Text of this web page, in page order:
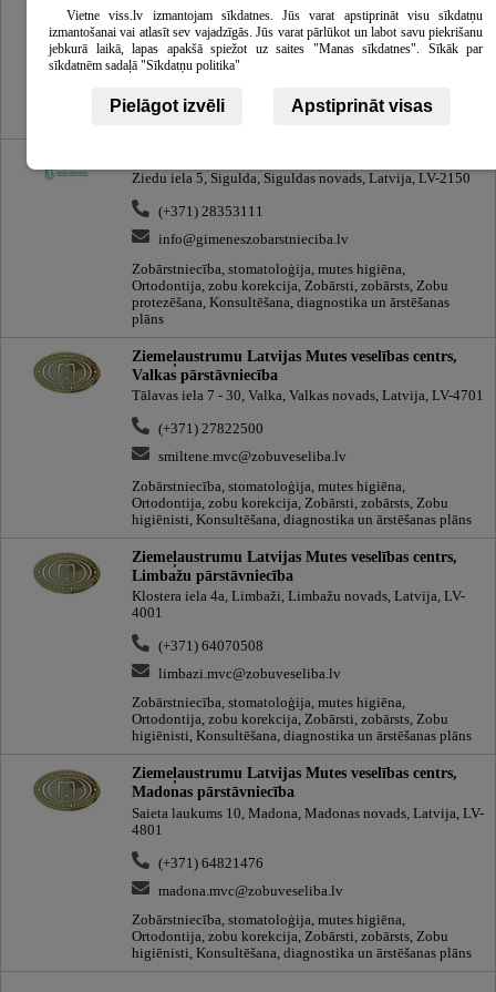
(+371) 28600038
info@gimeneszobarstnieciba.lv
Zobārstniecība, stomatoloģija, mutes higiēna,
protezēšana, Konsultēšana, diagnostika un ārstēšanas
plāns
Ziedu iela 5, Sigulda, Siguldas novads, Latvija, LV-2150
(+371) 28353111
info@gimeneszobarstnieciba.lv
Zobārstniecība, stomatoloģija, mutes higiēna,
Ortodontija, zobu korekcija, Zobārsti, zobārsts, Zobu
protezēšana, Konsultēšana, diagnostika un ārstēšanas
plāns
Ziemeļaustrumu Latvijas Mutes veselības centrs,
Valkas pārstāvniecība
Tālavas iela 7 - 30, Valka, Valkas novads, Latvija, LV-4701
(+371) 27822500
smiltene.mvc@zobuveseliba.lv
Zobārstniecība, stomatoloģija, mutes higiēna,
Ortodontija, zobu korekcija, Zobārsti, zobārsts, Zobu
higiēnisti, Konsultēšana, diagnostika un ārstēšanas plāns
Ziemeļaustrumu Latvijas Mutes veselības centrs,
Limbažu pārstāvniecība
Klostera iela 4a, Limbaži, Limbažu novads, Latvija, LV-
4001
(+371) 64070508
limbazi.mvc@zobuveseliba.lv
Zobārstniecība, stomatoloģija, mutes higiēna,
Ortodontija, zobu korekcija, Zobārsti, zobārsts, Zobu
higiēnisti, Konsultēšana, diagnostika un ārstēšanas plāns
Ziemeļaustrumu Latvijas Mutes veselības centrs,
Madonas pārstāvniecība
Saieta laukums 10, Madona, Madonas novads, Latvija, LV-
4801
(+371) 64821476
madona.mvc@zobuveseliba.lv
Zobārstniecība, stomatoloģija, mutes higiēna,
Ortodontija, zobu korekcija, Zobārsti, zobārsts, Zobu
higiēnisti, Konsultēšana, diagnostika un ārstēšanas plāns
Vietne viss.lv izmantojam sīkdatnes. Jūs varat apstiprināt visu sīkdatņu
izmantošanai vai atlasīt sev vajadzīgās. Jūs varat pārlūkot un labot savu piekrišanu
jebkurā laikā, lapas apakšā spiežot uz saites "Manas sīkdatnes". Sīkāk par
sīkdatnēm sadaļā "Sīkdatņu politika"
Pielāgot izvēli Apstiprināt visas